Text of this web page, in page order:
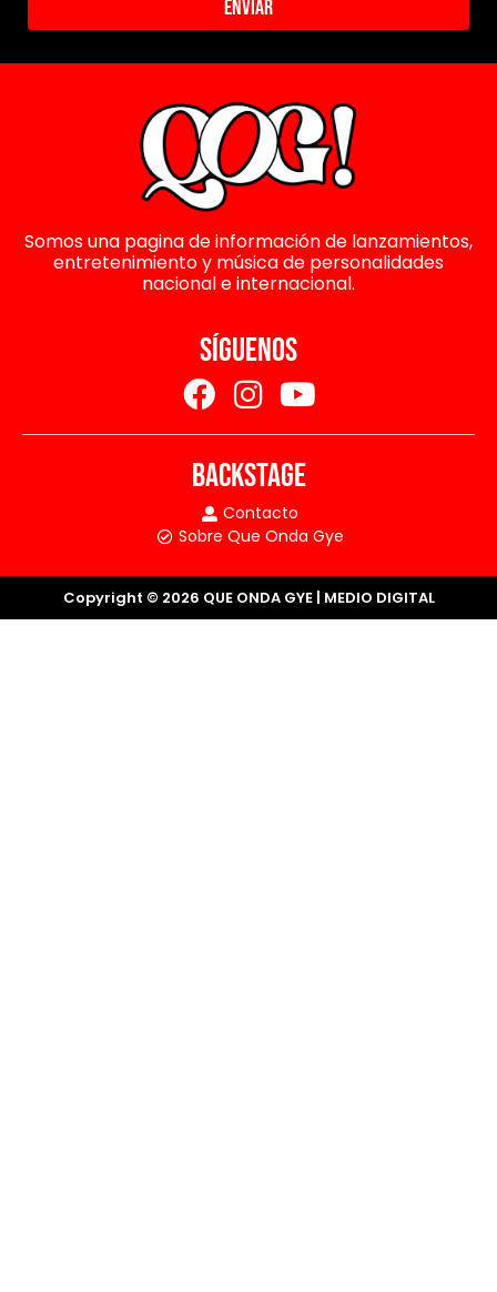
Enviar
Somos una pagina de información de lanzamientos,
entretenimiento y música de personalidades
nacional e internacional.
SÍGUENOS
BACKSTAGE
Contacto
Sobre Que Onda Gye
Copyright © 2026 QUE ONDA GYE | MEDIO DIGITAL